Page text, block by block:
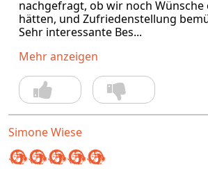
nachgefragt, ob wir noch Wünsche
hätten, und Zufriedenstellung
Sehr interessante Bes...
Mehr anzeigen
Simone Wiese